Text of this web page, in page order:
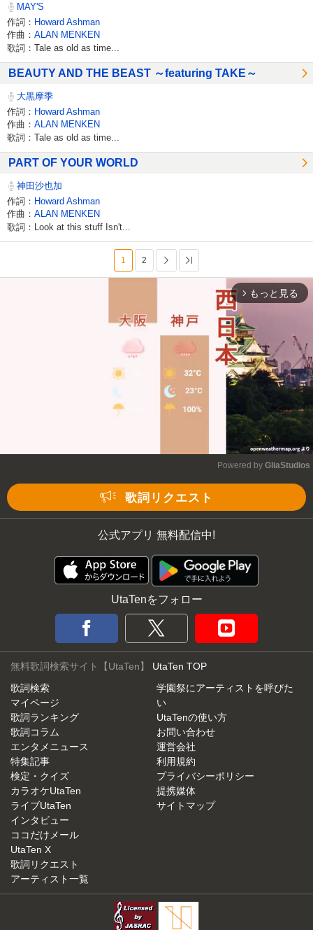
MAY'S
作詞： Howard Ashman
作曲： ALAN MENKEN
歌詞：Tale as old as time...
BEAUTY AND THE BEAST ～featuring TAKE～
大黒摩季
作詞： Howard Ashman
作曲： ALAN MENKEN
歌詞：Tale as old as time...
PART OF YOUR WORLD
神田沙也加
作詞： Howard Ashman
作曲： ALAN MENKEN
歌詞：Look at this stuff Isn't...
1 2 次へ
arrow_forward_ios もっと見る
Powered by GliaStudios
歌詞リクエスト
公式アプリ 無料配信中!
UtaTenをフォロー
無料歌詞検索サイト【UtaTen】 UtaTen TOP
歌詞検索
マイページ
歌詞ランキング
歌詞コラム
エンタメニュース
特集記事
検定・クイズ
カラオケUtaTen
ライブUtaTen
インタビュー
ココだけメール
UtaTen X
歌詞リクエスト
アーティスト一覧
学園祭にアーティストを呼びた
い
UtaTenの使い方
お問い合わせ
運営会社
利用規約
プライバシーポリシー
提携媒体
サイトマップ